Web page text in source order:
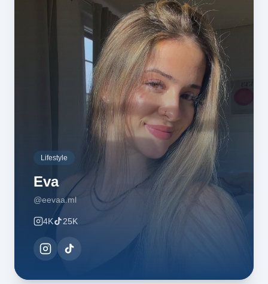
Lifestyle
Eva
@eevaa.ml
4K 25K